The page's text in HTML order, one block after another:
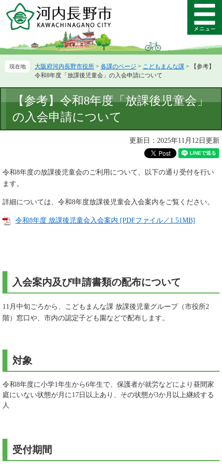
ー
先
ニ
を
て
メ
ニ
ー
大阪府河内長野市役所 > 各課のページ > こどもまんな課 >
【参考】
令和8年度「放課後児童会」の入会申請について
文
【参考】令和8年度「放課後児童会」
の入会申請について
更新日：2025年11月12日更新
令和8年度の放課後児童会のご利用について、以下の通り受付を行い
ます。
詳細については、令和8年度放課後児童会入会案内をご覧ください。
令和8年度 放課後児童会入会案内 [PDFファイル／1.51MB]
入会案内及び申請書類の配布について
11月中旬ごろから、こどもまんな課 放課後児童グループ（市役所2
階）窓口や、市内の認定子ども園などで配布します。
対象
令和8年度に小学1年生から6年生で、保護者が就労などにより昼間家
庭にいない状態が月に17日以上あり、その状態が3か月以上継続する
人
受付期間